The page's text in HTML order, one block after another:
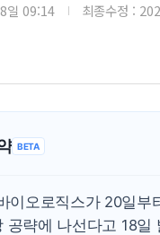
일 09:14 최종수정 :
BETA
이오로직스가 20일
공략에 나선다고 18일